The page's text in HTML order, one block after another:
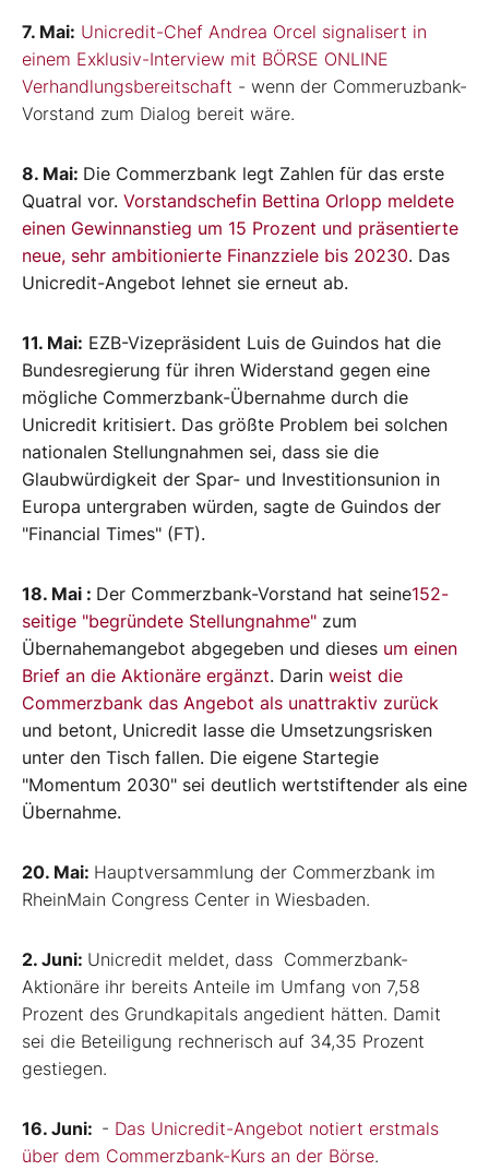
7. Mai: Unicredit-Chef Andrea Orcel signalisert in
einem Exklusiv-Interview mit BÖRSE ONLINE
Verhandlungsbereitschaft - wenn der Commeruzbank-
Vorstand zum Dialog bereit wäre.
8. Mai: Die Commerzbank legt Zahlen für das erste
Quatral vor. Vorstandschefin Bettina Orlopp meldete
einen Gewinnanstieg um 15 Prozent und präsentierte
neue, sehr ambitionierte Finanzziele bis 20230. Das
Unicredit-Angebot lehnet sie erneut ab.
11. Mai: EZB-Vizepräsident Luis de Guindos hat die
Bundesregierung für ihren Widerstand gegen eine
mögliche Commerzbank-Übernahme durch die
Unicredit kritisiert. Das größte Problem bei solchen
nationalen Stellungnahmen sei, dass sie die
Glaubwürdigkeit der Spar- und Investitionsunion in
Europa untergraben würden, sagte de Guindos der
"Financial Times" (FT).
18. Mai : Der Commerzbank-Vorstand hat seine152-
seitige "begründete Stellungnahme" zum
Übernahemangebot abgegeben und dieses um einen
Brief an die Aktionäre ergänzt. Darin weist die
Commerzbank das Angebot als unattraktiv zurück
und betont, Unicredit lasse die Umsetzungsrisken
unter den Tisch fallen. Die eigene Startegie
"Momentum 2030" sei deutlich wertstiftender als eine
Übernahme.
20. Mai: Hauptversammlung der Commerzbank im
RheinMain Congress Center in Wiesbaden.
2. Juni: Unicredit meldet, dass Commerzbank-
Aktionäre ihr bereits Anteile im Umfang von 7,58
Prozent des Grundkapitals angedient hätten. Damit
sei die Beteiligung rechnerisch auf 34,35 Prozent
gestiegen.
16. Juni: - Das Unicredit-Angebot notiert erstmals
über dem Commerzbank-Kurs an der Börse.